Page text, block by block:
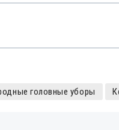
головные уборы